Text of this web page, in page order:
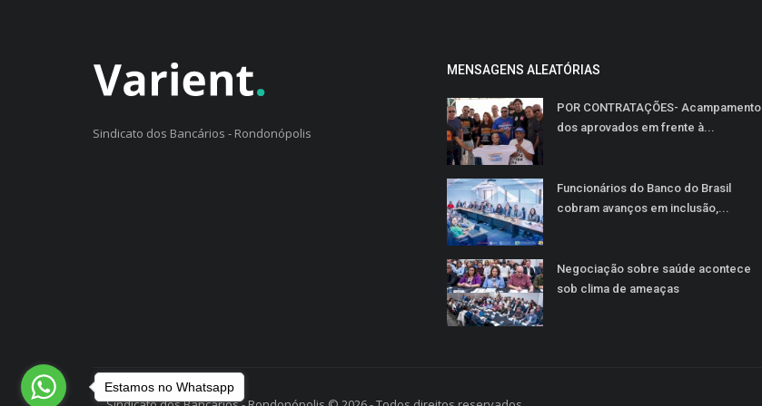
Sindicato dos Bancários - Rondonópolis
MENSAGENS ALEATÓRIAS
POR CONTRATAÇÕES- Acampamento
dos aprovados em frente à...
Funcionários do Banco do Brasil
cobram avanços em inclusão,...
Negociação sobre saúde acontece
sob clima de ameaças
Estamos no Whatsapp